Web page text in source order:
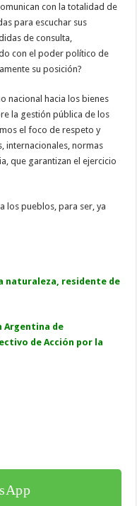
con la totalidad de
para escuchar sus
de consulta,
con el poder político de
su posición?
nacional hacia los bienes
la gestión pública de los
el foco de respeto y
internacionales, normas
que garantizan el ejercicio
los pueblos, para ser, ya
naturaleza, residente de
Argentina de
de Acción por la